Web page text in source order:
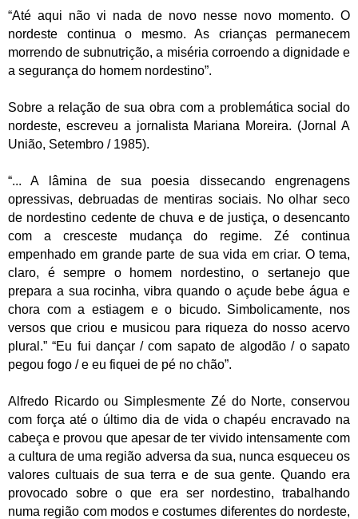
“Até aqui não vi nada de novo nesse novo momento. O
nordeste continua o mesmo. As crianças permanecem
morrendo de subnutrição, a miséria corroendo a dignidade e
a segurança do homem nordestino”.
Sobre a relação de sua obra com a problemática social do
nordeste, escreveu a jornalista Mariana Moreira. (Jornal A
União, Setembro / 1985).
“... A lâmina de sua poesia dissecando engrenagens
opressivas, debruadas de mentiras sociais. No olhar seco
de nordestino cedente de chuva e de justiça, o desencanto
com a cresceste mudança do regime. Zé continua
empenhado em grande parte de sua vida em criar. O tema,
claro, é sempre o homem nordestino, o sertanejo que
prepara a sua rocinha, vibra quando o açude bebe água e
chora com a estiagem e o bicudo. Simbolicamente, nos
versos que criou e musicou para riqueza do nosso acervo
plural.” “Eu fui dançar / com sapato de algodão / o sapato
pegou fogo / e eu fiquei de pé no chão”.
Alfredo Ricardo ou Simplesmente Zé do Norte, conservou
com força até o último dia de vida o chapéu encravado na
cabeça e provou que apesar de ter vivido intensamente com
a cultura de uma região adversa da sua, nunca esqueceu os
valores cultuais de sua terra e de sua gente. Quando era
provocado sobre o que era ser nordestino, trabalhando
numa região com modos e costumes diferentes do nordeste,